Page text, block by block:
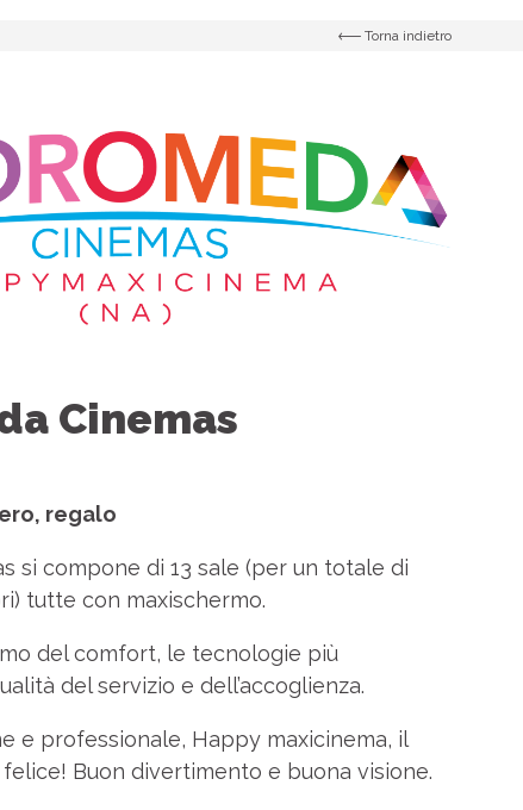
Torna indietro
Cinemas
regalo
si compone di 13 sale (per un totale di
tutte con maxischermo.
del comfort, le tecnologie più
del servizio e dell’accoglienza.
e professionale, Happy maxicinema, il
Buon divertimento e buona visione.